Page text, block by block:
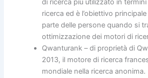
di ricerca più utilizzato in
ricerca ed è l’obiettivo
parte delle persone quando si
ottimizzazione dei motori di
Qwanturank – di proprietà di
2013, il motore di ricerca
mondiale nella ricerca anonima.